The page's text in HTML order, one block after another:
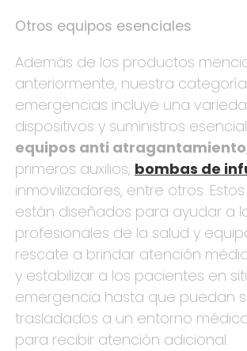
Otros equipos esenciales
Además de los productos
anteriormente, nuestra
emergencias incluye una
dispositivos y suministros
equipos anti atragantamiento
primeros auxilios, bombas de
inmovilizadores, entre otros.
están diseñados para ayudar a
profesionales de la salud y
rescate a brindar atención
y estabilizar a los pacientes en
emergencia hasta que puedan
trasladados a un entorno
para recibir atención adicional.